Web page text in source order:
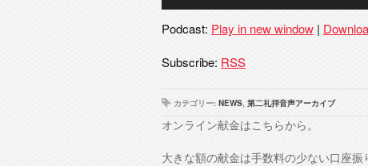
レ
ー
ー
Podcast: Play in new window |
Subscribe: RSS
カテゴリー: NEWS, 第二礼拝音声アーカイブ
オンライン献金はこちらから。
大きな額の献金は手数料の少ない口座振